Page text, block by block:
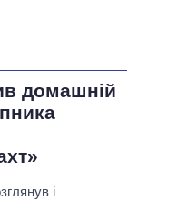
домашній
і